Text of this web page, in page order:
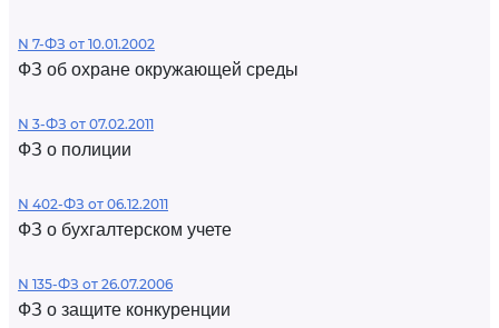
N 7-ФЗ от 10.01.2002
ФЗ об охране окружающей среды
N 3-ФЗ от 07.02.2011
ФЗ о полиции
N 402-ФЗ от 06.12.2011
ФЗ о бухгалтерском учете
N 135-ФЗ от 26.07.2006
ФЗ о защите конкуренции